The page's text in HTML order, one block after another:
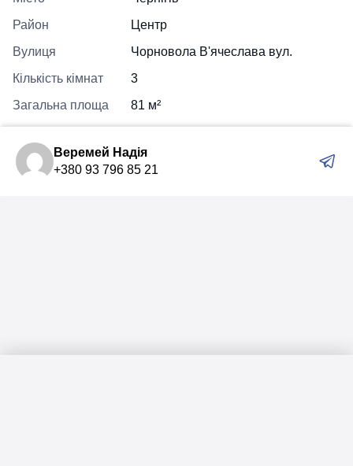
Район
Центр
Вулиця
Чорновола В'ячеслава вул.
Кількість кімнат
3
Загальна площа
81 м²
Веремей Надія
+380 93 796 85 21